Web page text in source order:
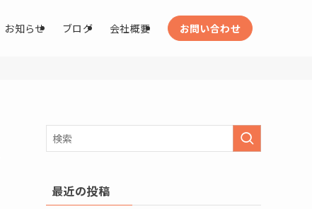
お知らせ ブログ 会社概要 お問い合わせ
最近の投稿